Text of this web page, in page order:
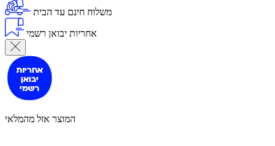
משלוח חינם עד הבית
אחריות יבואן רשמי
המוצר אזל מהמלאי